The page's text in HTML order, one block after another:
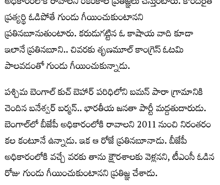
ప్ర‌త్య‌ర్థి ఓడిపోతే గుండు గీయించుకుంటాన‌ని
ప్ర‌తిన‌బూనుతుంటారు. క‌రుడుగ‌ట్టిన ఓ కాషాయ వాది కూడా
ఇలానే ప్ర‌తిన‌బూని.. చివ‌ర‌కు తృణ‌మూల్ కాంగ్రెస్ ఓట‌మి
పాల‌వ‌డంతో గుండు గీయించుకున్నాడు.
ప‌శ్చిమ బెంగాల్ కుచ్ బెహార్ ప‌రిధిలోని బ‌మ‌న్ పారా గ్రామానికి
చెందిన బ‌నేశ్వ‌ర్ బ‌ర్మ‌న్.. భార‌తీయ జ‌న‌తా పార్టీ మ‌ద్ద‌తుదారుడు.
బెంగాల్‌లో బీజేపీ అధికారంలోకి రావాల‌ని 2011 నుంచి నిరంత‌రం
క‌ల కంటూనే ఉన్నాడు. ఇక ఆ రోజే ప్ర‌తిన‌బూనాడు. బీజేపీ
అధికారంలోకి వ‌చ్చే వ‌ర‌కు తాను క్షౌర‌శాల‌కు వెళ్లన‌ని, టీఎంసీ ఓడిన
రోజు గుండు గీయించుకుంటాన‌ని ప్ర‌తిజ్ఞ చేశాడు.